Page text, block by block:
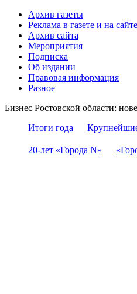
Архив газеты
Реклама в газете и на сайте
Архив сайта
Мероприятия
Подписка
Об издании
Правовая информация
Разное
Бизнес Ростовской области:
Итоги года
20-лет «Города N»